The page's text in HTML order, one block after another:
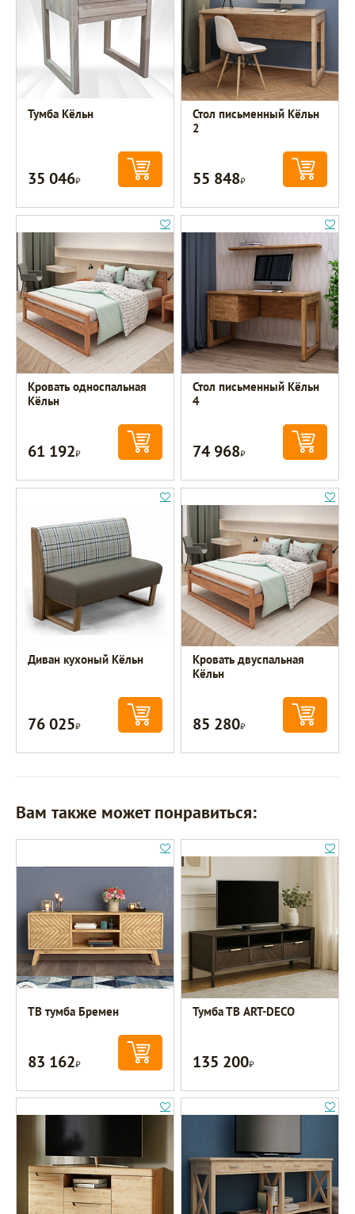
Тумба Кёльн
35 046Р
Стол письменный Кёльн
2
55 848Р
Кровать односпальная
Кёльн
61 192Р
Стол письменный Кёльн
4
74 968Р
Диван кухоный Кёльн
76 025Р
Кровать двуспальная
Кёльн
85 280Р
Вам также может понравиться:
ТВ тумба Бремен
83 162Р
Тумба ТВ ART-DECO
135 200Р